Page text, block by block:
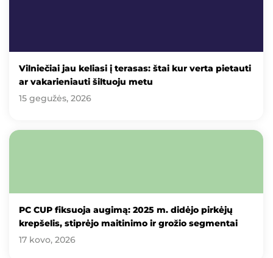
Vilniečiai jau keliasi į terasas: štai kur verta pietauti
ar vakarieniauti šiltuoju metu
15 gegužės, 2026
PC CUP fiksuoja augimą: 2025 m. didėjo pirkėjų
krepšelis, stiprėjo maitinimo ir grožio segmentai
17 kovo, 2026